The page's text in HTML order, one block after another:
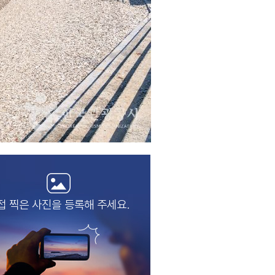
찍은 사진을 등록해 주세요.